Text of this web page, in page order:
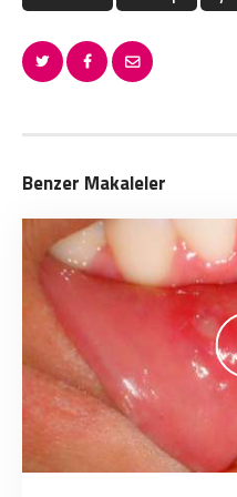
Benzer Makaleler